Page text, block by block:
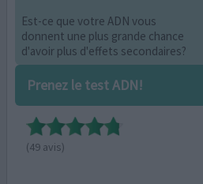
Est-ce que votre ADN vous
donnent une plus grande chance
d'avoir plus d'effets secondaires?
Prenez le test ADN!
(49 avis)